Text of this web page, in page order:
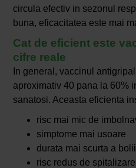
circula efectiv in sezonul
buna, eficacitatea este mai
Cat de eficient este
cifre reale
In general, vaccinul
aproximativ 40 pana la 60%
sanatosi. Aceasta eficienta
risc mai mic de
simptome mai usoare
durata mai scurta a bolii
risc redus de